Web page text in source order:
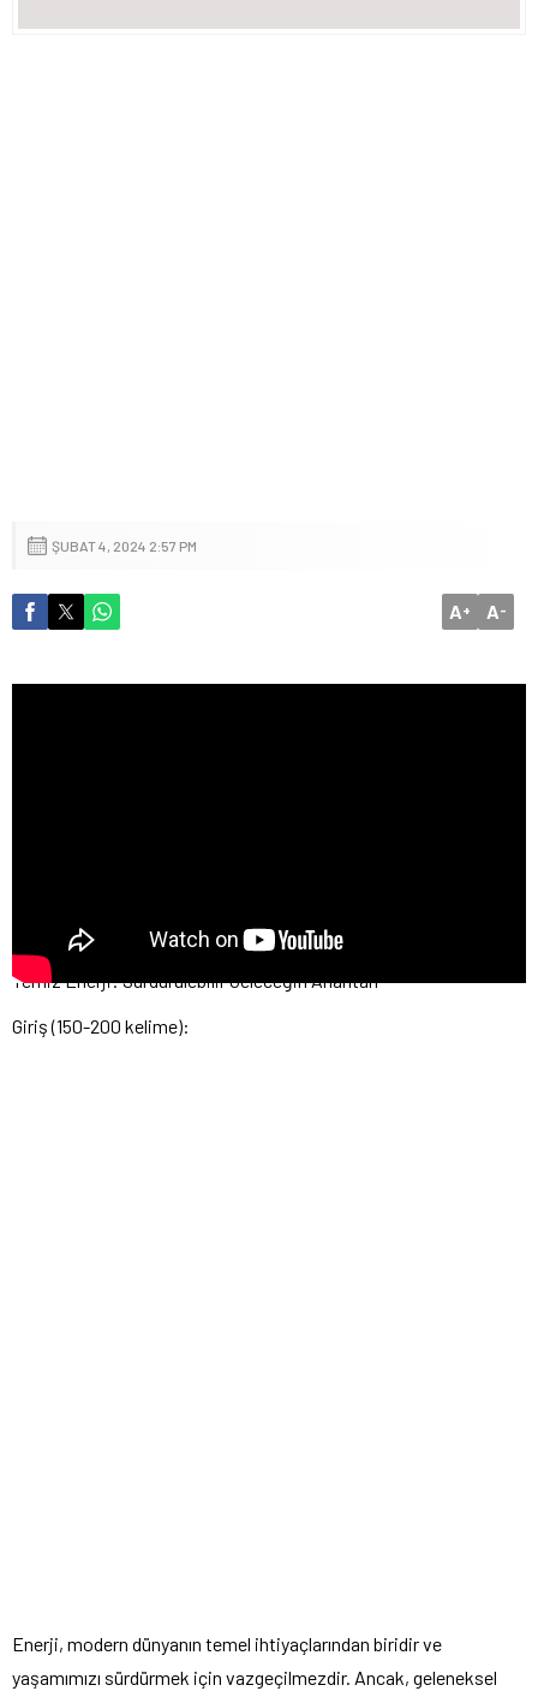
ŞUBAT 4, 2024 2:57 PM
A+ A-
Temiz Enerji: Sürdürülebilir Geleceğin Anahtarı
Giriş (150-200 kelime):
Enerji, modern dünyanın temel ihtiyaçlarından biridir ve
yaşamımızı sürdürmek için vazgeçilmezdir. Ancak, geleneksel